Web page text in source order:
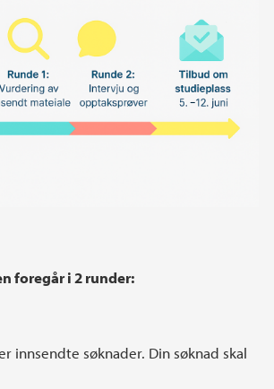
foregår i 2 runder:
innsendte søknader. Din søknad skal